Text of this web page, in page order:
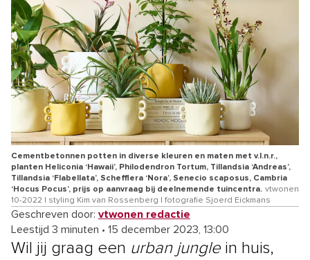
Cementbetonnen potten in diverse kleuren en maten met v.l.n.r.,
planten Heliconia ‘Hawaii’, Philodendron Tortum, Tillandsia ‘Andreas’,
Tillandsia ‘Flabellata’, Schefflera ‘Nora’, Senecio scaposus, Cambria
‘Hocus Pocus’, prijs op aanvraag bij deelnemende tuincentra. vtwonen
10-2022 | styling Kim van Rossenberg | fotografie Sjoerd Eickmans
Geschreven door: vtwonen redactie
Leestijd 3 minuten • 15 december 2023, 13:00
Wil jij graag een urban jungle in huis,